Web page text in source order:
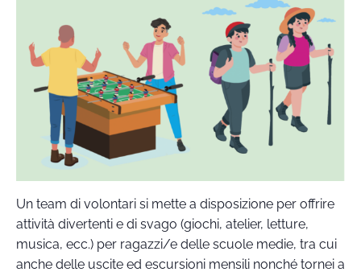
Un team di volontari si mette a disposizione per offrire
attività divertenti e di svago (giochi, atelier, letture,
musica, ecc.) per ragazzi/e delle scuole medie, tra cui
anche delle uscite ed escursioni mensili nonché tornei a